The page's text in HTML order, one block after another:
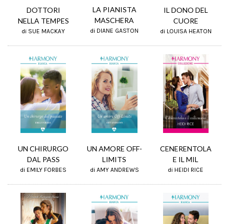
DOTTORI
NELLA TEMPES
di SUE MACKAY
LA PIANISTA
MASCHERA
di DIANE GASTON
IL DONO DEL
CUORE
di LOUISA HEATON
UN CHIRURGO
DAL PASS
di EMILY FORBES
UN AMORE OFF-
LIMITS
di AMY ANDREWS
CENERENTOLA
E IL MIL
di HEIDI RICE